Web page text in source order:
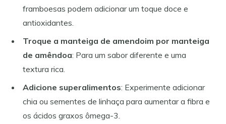
framboesas podem adicionar um toque doce e
antioxidantes.
Troque a manteiga de amendoim por manteiga
de amêndoa: Para um sabor diferente e uma
textura rica.
Adicione superalimentos: Experimente adicionar
chia ou sementes de linhaça para aumentar a fibra e
os ácidos graxos ômega-3.